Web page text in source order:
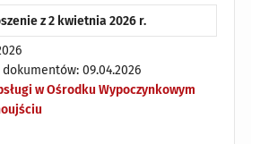
z 2 kwietnia 2026 r.
09.04.2026
w Ośrodku Wypoczynkowym